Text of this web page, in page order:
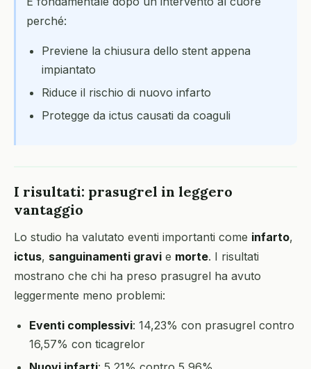
perché:
Previene la chiusura dello stent appena
impiantato
Riduce il rischio di nuovo infarto
Protegge da ictus causati da coaguli
I risultati: prasugrel in leggero
vantaggio
Lo studio ha valutato eventi importanti come infarto,
ictus, sanguinamenti gravi e morte. I risultati
mostrano che chi ha preso prasugrel ha avuto
leggermente meno problemi:
Eventi complessivi: 14,23% con prasugrel contro
16,57% con ticagrelor